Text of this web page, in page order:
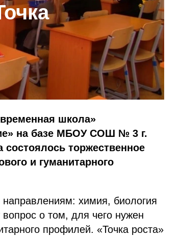
школа»
на базе МБОУ СОШ № 3 г.
состоялось торжественное
и гуманитарного
химия, биология
о том, для чего нужен
профилей. «Точка роста»